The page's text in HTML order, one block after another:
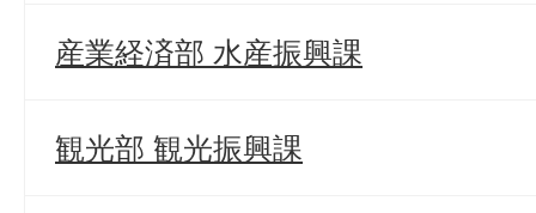
産業経済部 水産振興課
観光部 観光振興課